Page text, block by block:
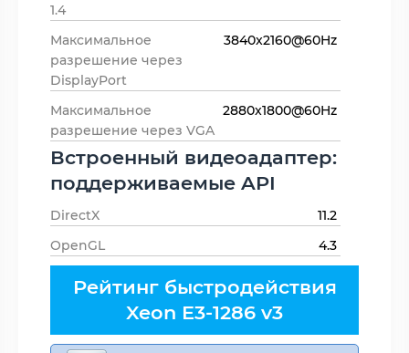
1.4
Максимальное
разрешение через
DisplayPort
3840x2160@60Hz
Максимальное
разрешение через VGA
2880x1800@60Hz
Встроенный видеоадаптер:
поддерживаемые API
DirectX
11.2
OpenGL
4.3
Рейтинг быстродействия
Xeon E3-1286 v3